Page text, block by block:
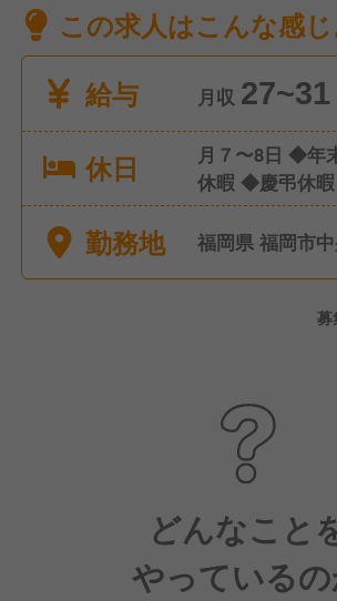
この求人はこんな感じ
給与
月収 27~31
休日
月７〜8日 ◆年
休暇 ◆慶弔休
勤務地 福岡県 福岡市
募
どんなこと
やっている